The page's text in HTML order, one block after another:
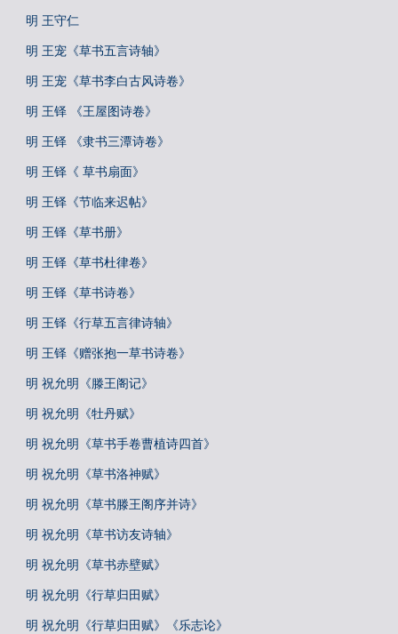
明 王守仁
明 王宠《草书五言诗轴》
明 王宠《草书李白古风诗卷》
明 王铎 《王屋图诗卷》
明 王铎 《隶书三潭诗卷》
明 王铎《 草书扇面》
明 王铎《节临来迟帖》
明 王铎《草书册》
明 王铎《草书杜律卷》
明 王铎《草书诗卷》
明 王铎《行草五言律诗轴》
明 王铎《赠张抱一草书诗卷》
明 祝允明《滕王阁记》
明 祝允明《牡丹赋》
明 祝允明《草书手卷曹植诗四首》
明 祝允明《草书洛神赋》
明 祝允明《草书滕王阁序并诗》
明 祝允明《草书访友诗轴》
明 祝允明《草书赤壁赋》
明 祝允明《行草归田赋》
明 祝允明《行草归田赋》《乐志论》